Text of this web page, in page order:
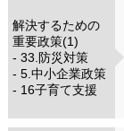
解決するための
重要政策(1)
- 33.防災対策
- 5.中小企業政策
- 16子育て支援